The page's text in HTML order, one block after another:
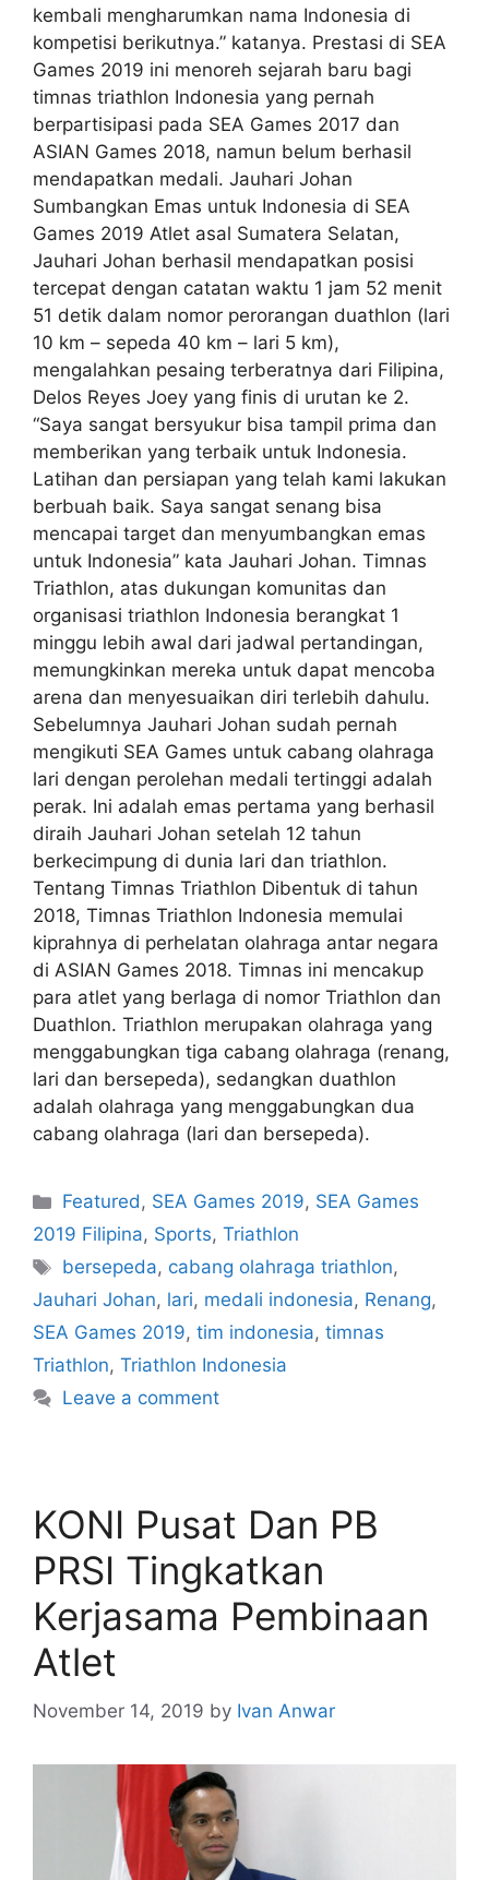
kembali mengharumkan nama Indonesia di
kompetisi berikutnya.” katanya. Prestasi di SEA
Games 2019 ini menoreh sejarah baru bagi
timnas triathlon Indonesia yang pernah
berpartisipasi pada SEA Games 2017 dan
ASIAN Games 2018, namun belum berhasil
mendapatkan medali. Jauhari Johan
Sumbangkan Emas untuk Indonesia di SEA
Games 2019 Atlet asal Sumatera Selatan,
Jauhari Johan berhasil mendapatkan posisi
tercepat dengan catatan waktu 1 jam 52 menit
51 detik dalam nomor perorangan duathlon (lari
10 km – sepeda 40 km – lari 5 km),
mengalahkan pesaing terberatnya dari Filipina,
Delos Reyes Joey yang finis di urutan ke 2.
“Saya sangat bersyukur bisa tampil prima dan
memberikan yang terbaik untuk Indonesia.
Latihan dan persiapan yang telah kami lakukan
berbuah baik. Saya sangat senang bisa
mencapai target dan menyumbangkan emas
untuk Indonesia” kata Jauhari Johan. Timnas
Triathlon, atas dukungan komunitas dan
organisasi triathlon Indonesia berangkat 1
minggu lebih awal dari jadwal pertandingan,
memungkinkan mereka untuk dapat mencoba
arena dan menyesuaikan diri terlebih dahulu.
Sebelumnya Jauhari Johan sudah pernah
mengikuti SEA Games untuk cabang olahraga
lari dengan perolehan medali tertinggi adalah
perak. Ini adalah emas pertama yang berhasil
diraih Jauhari Johan setelah 12 tahun
berkecimpung di dunia lari dan triathlon.
Tentang Timnas Triathlon Dibentuk di tahun
2018, Timnas Triathlon Indonesia memulai
kiprahnya di perhelatan olahraga antar negara
di ASIAN Games 2018. Timnas ini mencakup
para atlet yang berlaga di nomor Triathlon dan
Duathlon. Triathlon merupakan olahraga yang
menggabungkan tiga cabang olahraga (renang,
lari dan bersepeda), sedangkan duathlon
adalah olahraga yang menggabungkan dua
cabang olahraga (lari dan bersepeda).
Featured, SEA Games 2019, SEA Games
2019 Filipina, Sports, Triathlon
bersepeda, cabang olahraga triathlon,
Jauhari Johan, lari, medali indonesia, Renang,
SEA Games 2019, tim indonesia, timnas
Triathlon, Triathlon Indonesia
Leave a comment
KONI Pusat Dan PB
PRSI Tingkatkan
Kerjasama Pembinaan
Atlet
November 14, 2019 by Ivan Anwar